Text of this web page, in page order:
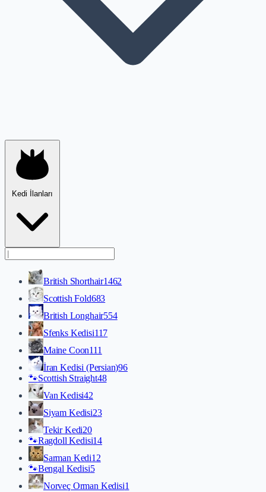
Kedi İlanları
British Shorthair1462
Scottish Fold683
British Longhair554
Sfenks Kedisi117
Maine Coon111
İran Kedisi (Persian)96
🐾Scottish Straight48
Van Kedisi42
Siyam Kedisi23
Tekir Kedi20
🐾Ragdoll Kedisi14
Sarman Kedi12
🐾Bengal Kedisi5
Norveç Orman Kedisi1